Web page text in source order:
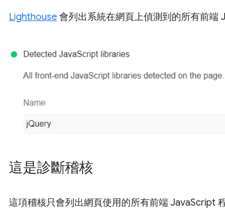
Lighthouse 會列出系統在網頁上偵測到的所有前端
這是診斷稽核
這項稽核只會列出網頁使用的所有前端 JavaScript 程